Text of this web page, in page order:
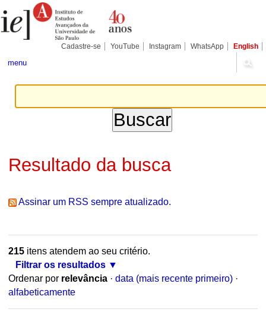
para
conteúdo.
Pessoais
Cadastre-se YouTube Instagram WhatsApp English
menu
Resultado da busca
Assinar um RSS sempre atualizado.
215itens atendem ao seu critério.
Filtrar os resultados
Ordenar por relevância · data (mais recente primeiro) ·
alfabeticamente